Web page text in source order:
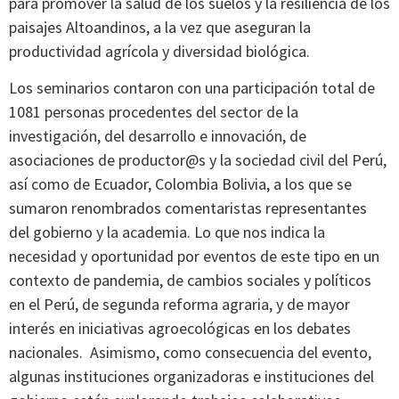
paisajes Altoandinos, a la vez que aseguran la
productividad agrícola y diversidad biológica.
Los seminarios contaron con una participación total de
1081 personas procedentes del sector de la
investigación, del desarrollo e innovación, de
asociaciones de productor@s y la sociedad civil del Perú,
así como de Ecuador, Colombia Bolivia, a los que se
sumaron renombrados comentaristas representantes
del gobierno y la academia. Lo que nos indica la
necesidad y oportunidad por eventos de este tipo en un
contexto de pandemia, de cambios sociales y políticos
en el Perú, de segunda reforma agraria, y de mayor
interés en iniciativas agroecológicas en los debates
nacionales. Asimismo, como consecuencia del evento,
algunas instituciones organizadoras e instituciones del